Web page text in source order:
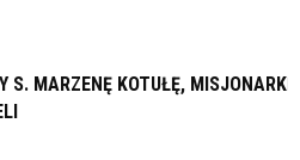
S. MARZENĘ KOTUŁĘ, MISJONARKĘ